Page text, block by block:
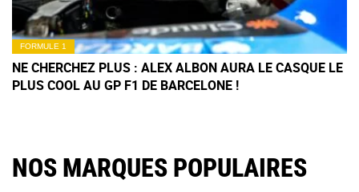
FORMULE 1
NE CHERCHEZ PLUS : ALEX ALBON AURA LE CASQUE LE
PLUS COOL AU GP F1 DE BARCELONE !
NOS MARQUES POPULAIRES